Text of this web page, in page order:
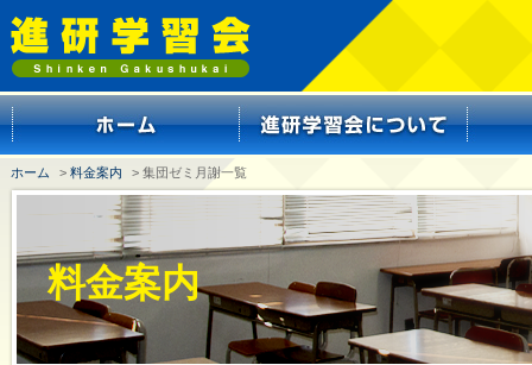
ホーム > 料金案内 > 集団ゼミ月謝一覧
料金案内